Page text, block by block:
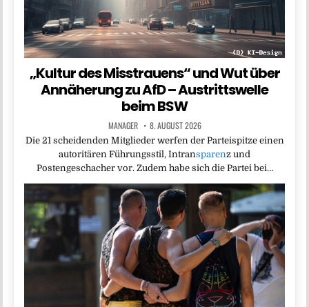
„Kultur des Misstrauens“ und Wut über
Annäherung zu AfD – Austrittswelle
beim BSW
MANAGER 8. AUGUST 2026
Die 21 scheidenden Mitglieder werfen der Parteispitze einen
autoritären Führungsstil, Intransparenz und
Postengeschacher vor. Zudem habe sich die Partei bei…